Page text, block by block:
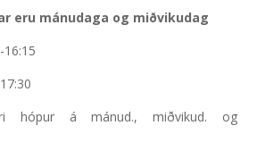
eru mánudaga og miðvikudag
16:15
hópur á mánud., miðvikud. og